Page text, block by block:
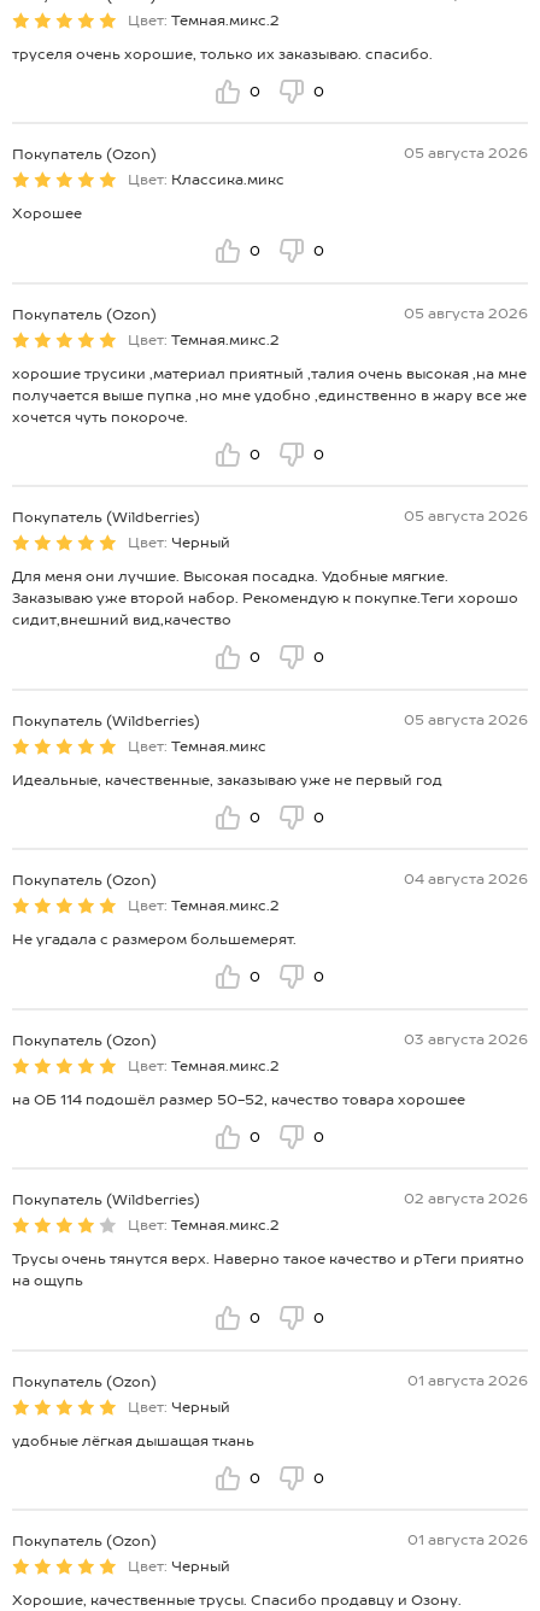
Цвет: Темная.микс.2
труселя очень хорошие, только их заказываю. спасибо.
0 0
Покупатель (Ozon)
05 августа 2026
Цвет: Классика.микс
Хорошее
0 0
Покупатель (Ozon)
05 августа 2026
Цвет: Темная.микс.2
хорошие трусики ,материал приятный ,талия очень высокая ,на мне
получается выше пупка ,но мне удобно ,единственно в жару все же
хочется чуть покороче.
0 0
Покупатель (Wildberries)
05 августа 2026
Цвет: Черный
Для меня они лучшие. Высокая посадка. Удобные мягкие.
Заказываю уже второй набор. Рекомендую к покупке.Теги хорошо
сидит,внешний вид,качество
0 0
Покупатель (Wildberries)
05 августа 2026
Цвет: Темная.микс
Идеальные, качественные, заказываю уже не первый год
0 0
Покупатель (Ozon)
04 августа 2026
Цвет: Темная.микс.2
Не угадала с размером большемерят.
0 0
Покупатель (Ozon)
03 августа 2026
Цвет: Темная.микс.2
на ОБ 114 подошёл размер 50-52, качество товара хорошее
0 0
Покупатель (Wildberries)
02 августа 2026
Цвет: Темная.микс.2
Трусы очень тянутся верх. Наверно такое качество и рТеги приятно
на ощупь
0 0
Покупатель (Ozon)
01 августа 2026
Цвет: Черный
удобные лёгкая дышащая ткань
0 0
Покупатель (Ozon)
01 августа 2026
Цвет: Черный
Хорошие, качественные трусы. Спасибо продавцу и Озону.